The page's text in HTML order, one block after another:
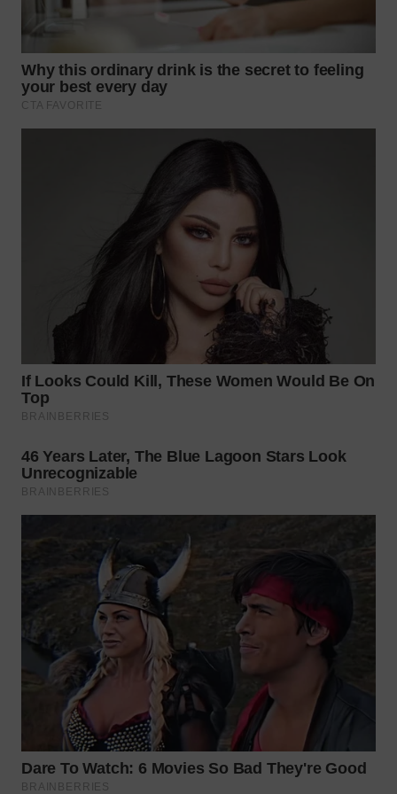
WN
PRIANGAN
WN
SEMARANG
BOROBUDUR
MADURA
WN
SURABAYA
WN
WN
MANDALIKA
WN
LABUANBAJO
WN
BORNEO